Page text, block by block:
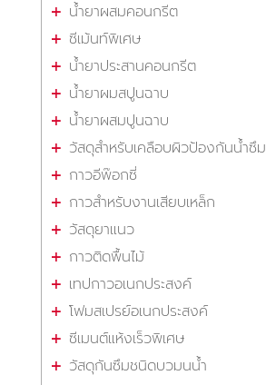
น้ำยาผสมคอนกรีต
ซีเม้นท์พิเศษ
น้ำยาประสานคอนกรีต
น้ำยาผมสปูนฉาบ
น้ำยาผสมปูนฉาบ
วัสดุสำหรับเคลือบผิวป้องกันน้ำซึม
กาวอีพ๊อกซี่
กาวสำหรับงานเสียบเหล็ก
วัสดุยาแนว
กาวติดพื้นไม้
เทปกาวอเนกประสงค์
โฟมสเปรย์อเนกประสงค์
ซีเมนต์แห้งเร็วพิเศษ
วัสดุกันซึมชนิดบวมนน้ำ